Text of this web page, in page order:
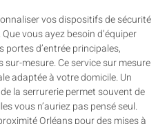
vos dispositifs de sécurité
vous ayez besoin d’équiper
d’entrée principales,
mesure. Ce service sur mesure
adaptée à votre domicile. Un
la serrurerie permet souvent de
vous n’auriez pas pensé seul.